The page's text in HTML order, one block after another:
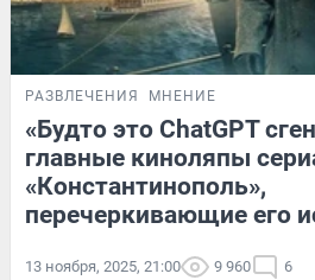
РАЗВЛЕЧЕНИЯ МНЕНИЕ
«Будто это ChatGPT
главные киноляпы
«Константинополь»,
перечеркивающие его
13 ноября, 2025, 21:00 9 960 6